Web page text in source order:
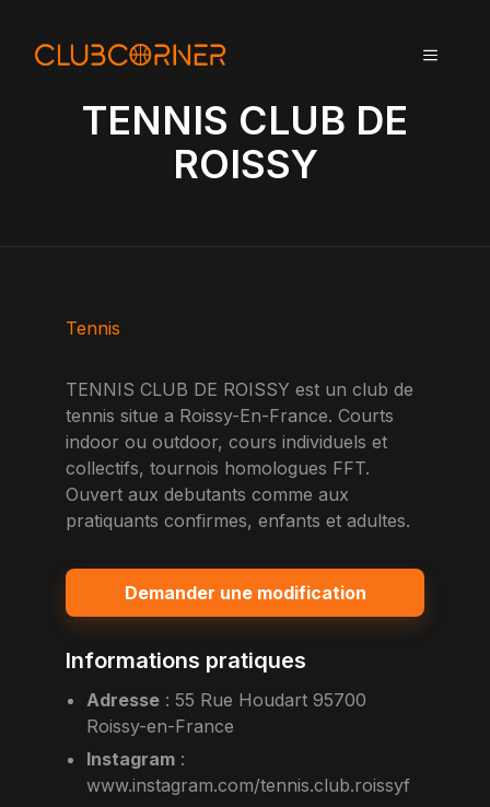
MENU
TENNIS CLUB DE
ROISSY
Tennis
TENNIS CLUB DE ROISSY est un club de
tennis situe a Roissy-En-France. Courts
indoor ou outdoor, cours individuels et
collectifs, tournois homologues FFT.
Ouvert aux debutants comme aux
pratiquants confirmes, enfants et adultes.
Demander une modification
Informations pratiques
Adresse : 55 Rue Houdart 95700
Roissy-en-France
Instagram :
www.instagram.com/tennis.club.roissyf